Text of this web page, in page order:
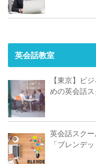
英会話教室
【東京】ビ
めの英会話
英会話スク
「ブレンデ